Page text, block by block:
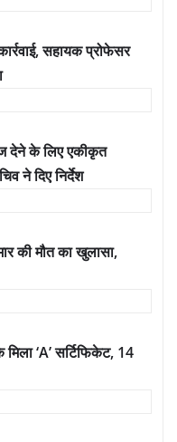
सहायक प्रोफेसर
देने के लिए एकीकृत
ने दिए निर्देश
की मौत का खुलासा,
‘A’ सर्टिफिकेट, 14